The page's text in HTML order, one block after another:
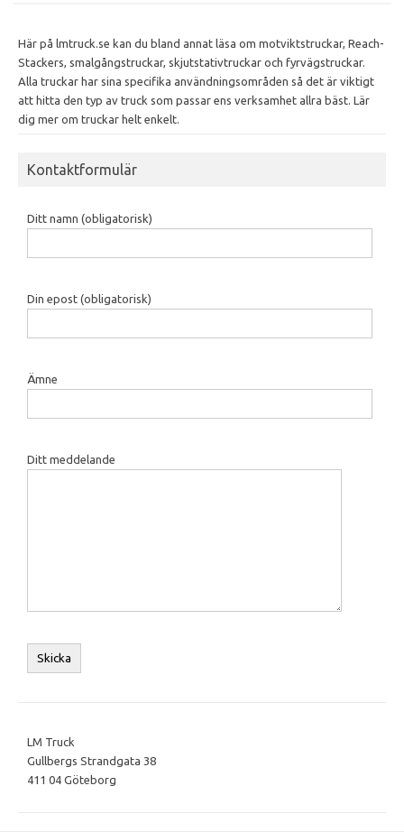
Här på lmtruck.se kan du bland annat läsa om motviktstruckar, Reach-
Stackers, smalgångstruckar, skjutstativtruckar och fyrvägstruckar.
Alla truckar har sina specifika användningsområden så det är viktigt
att hitta den typ av truck som passar ens verksamhet allra bäst. Lär
dig mer om truckar helt enkelt.
Kontaktformulär
Ditt namn (obligatorisk)
Din epost (obligatorisk)
Ämne
Ditt meddelande
LM Truck
Gullbergs Strandgata 38
411 04 Göteborg